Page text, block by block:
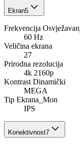
Ekran5
Frekvencija
60 Hz
Veličina ekrana
27
Prirodna rezolucija
4k 2160p
Kontrast Dinamički
MEGA
Tip Ekrana_Mon
IPS
Konektivnost7